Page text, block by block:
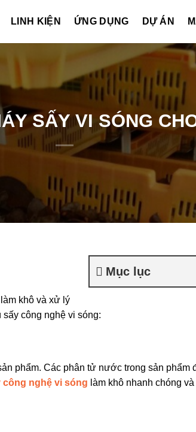
LINH KIỆN ỨNG DỤNG DỰ ÁN
SẤY VI SÓNG
Mục lục
khô và xử lý
công nghệ vi sóng:
phẩm. Các phân tử nước trong sản phẩm
công nghệ vi sóng làm khô nhanh chóng